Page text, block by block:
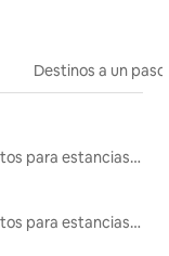
Destinos a un
Alojamientos para estancias largas
Alojamientos para estancias largas